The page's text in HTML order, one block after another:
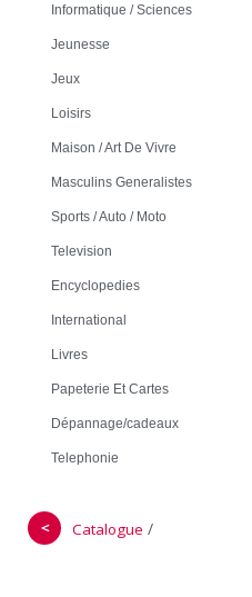
Informatique / Sciences
Jeunesse
Jeux
Loisirs
Maison / Art De Vivre
Masculins Generalistes
Sports / Auto / Moto
Television
Encyclopedies
International
Livres
Papeterie Et Cartes
Dépannage/cadeaux
Telephonie
＜ Catalogue /